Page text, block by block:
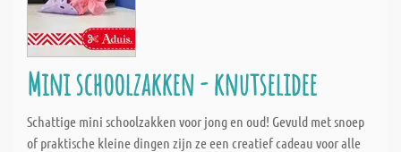
Mini schoolzakken - knutselidee
Schattige mini schoolzakken voor jong en oud! Gevuld met snoep
of praktische kleine dingen zijn ze een creatief cadeau voor alle